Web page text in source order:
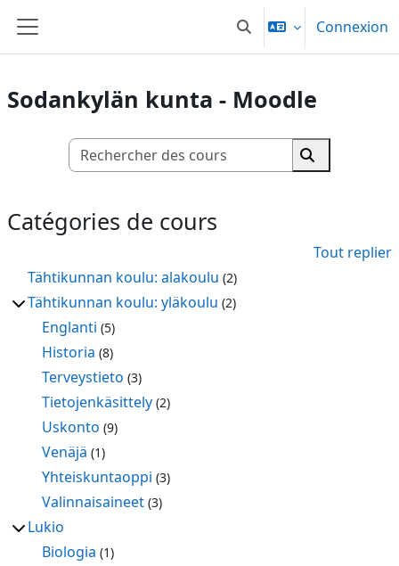
Panneau latéral Activer/désactiver la
Connexion
Sodankylän kunta - Moodle
Rechercher
Rechercher
Catégories de cours
Tout replier
Tähtikunnan koulu: alakoulu (2)
Tähtikunnan koulu: yläkoulu (2)
Englanti (5)
Historia (8)
Terveystieto (3)
Tietojenkäsittely (2)
Uskonto (9)
Venäjä (1)
Yhteiskuntaoppi (3)
Valinnaisaineet (3)
Lukio
Biologia (1)